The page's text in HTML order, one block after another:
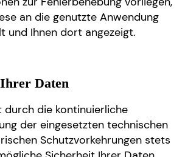
an die genutzte Anwendung
und Ihnen dort angezeigt.
Daten
durch die kontinuierliche
der eingesetzten technischen
Schutzvorkehrungen stets